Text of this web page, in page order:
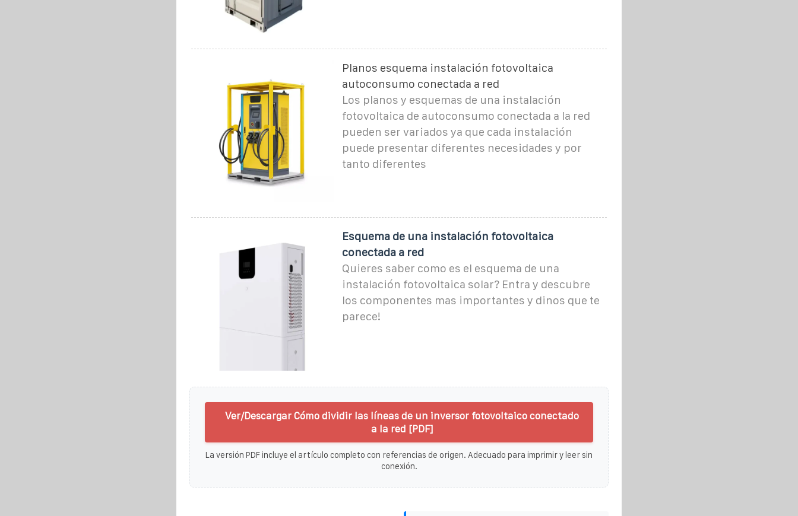
Planos esquema instalación fotovoltaica
autoconsumo conectada a red
Los planos y esquemas de una instalación
fotovoltaica de autoconsumo conectada a la red
pueden ser variados ya que cada instalación
puede presentar diferentes necesidades y por
tanto diferentes
Esquema de una instalación fotovoltaica
conectada a red
Quieres saber como es el esquema de una
instalación fotovoltaica solar? Entra y descubre
los componentes mas importantes y dinos que te
parece!
Ver/Descargar Cómo dividir las líneas de un inversor fotovoltaico conectado
a la red [PDF]
La versión PDF incluye el artículo completo con referencias de origen. Adecuado para imprimir y leer sin
conexión.